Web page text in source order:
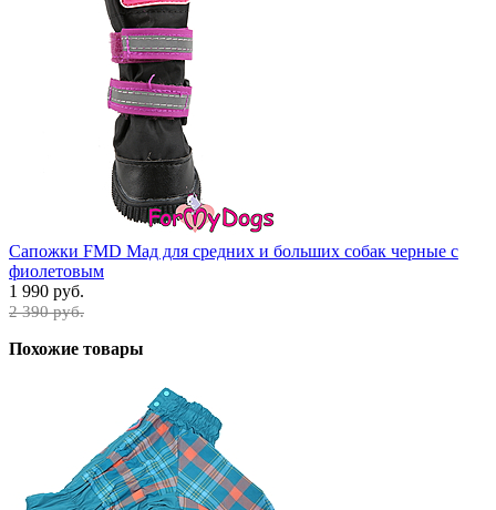
Сапожки FMD Мад для средних и больших собак черные с
фиолетовым
1 990 руб.
2 390 руб.
Похожие товары